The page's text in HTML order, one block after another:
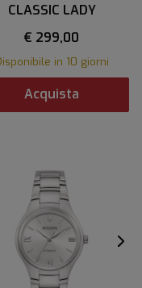
CLASSIC LADY
€ 299,00
in 10 giorni
Acquista